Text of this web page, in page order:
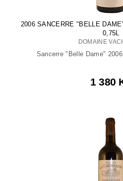
2006 SANCERRE "BELLE
0,75L
DOMAINE
Sancerre "Belle Dame"
1 380